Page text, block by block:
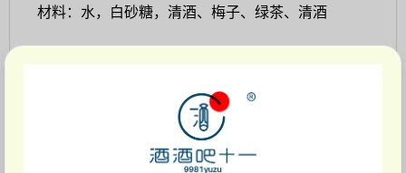
材料：水，白砂糖，清酒、梅子、绿茶、清酒
近随着人们健康意识的不断增强，回归天然、自然
健康已经成为一种主流趋势。日本养生专家石原结
实通过绿茶对人体强有力的营养作用，因此酒类饮
品上也开始了一番新的风潮。